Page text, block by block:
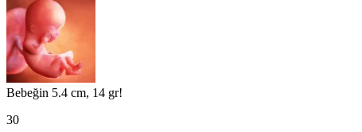
Bebeğin 5.4 cm, 14 gr!
30